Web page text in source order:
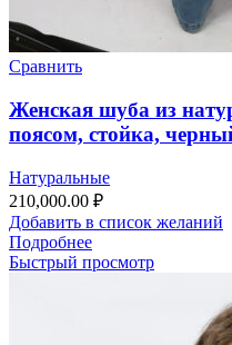
Сравнить
Женская шуба из
поясом, стойка,
Натуральные
210,000.00 ₽
Добавить в список желаний
Подробнее
Быстрый просмотр